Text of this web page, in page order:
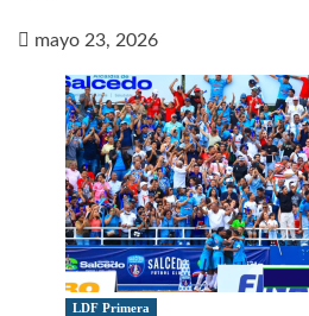
mayo 23, 2026
LDF Primera